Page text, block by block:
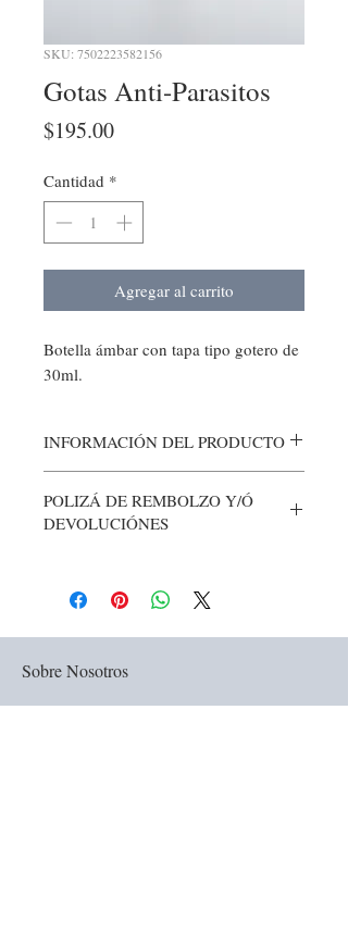
SKU: 7502223582156
Gotas Anti-Parasitos
$195.00Precio
Cantidad *
Agregar al carrito
Botella ámbar con tapa tipo gotero de
30ml.
INFORMACIÓN DEL PRODUCTO
POLIZÁ DE REMBOLZO Y/Ó
DEVOLUCIÓNES
Sobre Nosotros